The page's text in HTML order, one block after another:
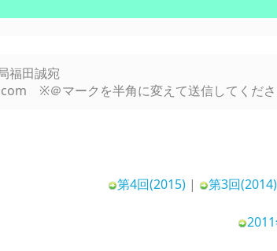
福田誠宛
※＠マークを半角に変えて送信してくだ
第4回(2015) | 第3回